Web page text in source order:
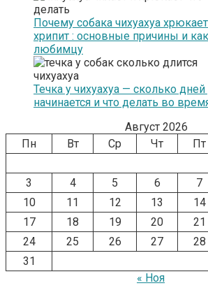
Почему собака чихуахуа
хрипит : основные причины и
любимцу
Течка у чихуахуа — сколько дней
начинается и что делать во
Август 2026
Пн
Вт Ср Чт Пт
3
4 5 6 7
10
11 12 13 14
17
18 19 20 21
24
25 26 27 28
31
« Ноя